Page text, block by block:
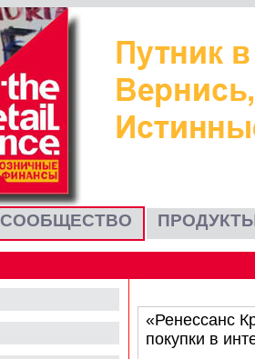
СООБЩЕСТВО
«Ренессанс
покупки в